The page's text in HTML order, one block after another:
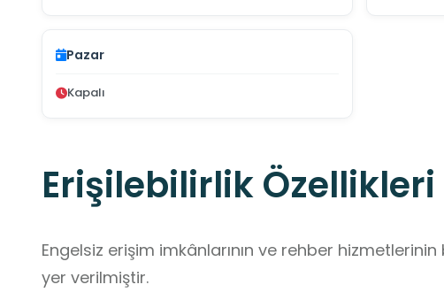
Pazar
Kapalı
Erişilebilirlik Özellikleri
Engelsiz erişim imkânlarının ve rehber
yer verilmiştir.